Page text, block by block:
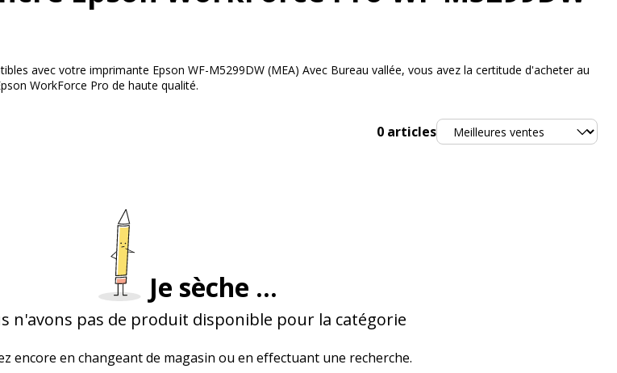
avec votre imprimante Epson WF-M5299DW (MEA) Avec Bureau vallée, vous avez la certitude d'acheter au
WorkForce Pro de haute qualité.
0 articlesTrier
Je sèche ...
n'avons pas de produit disponible pour la catégorie
encore en changeant de magasin ou en effectuant une recherche.